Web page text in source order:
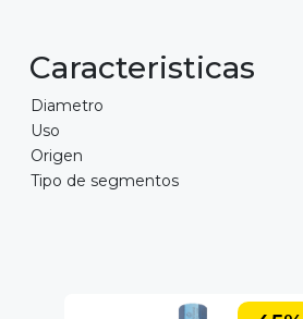
Caracteristicas
Diametro
Uso
Origen
Tipo de segmentos